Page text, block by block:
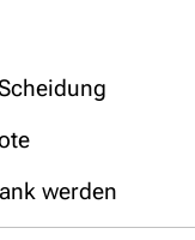
werden